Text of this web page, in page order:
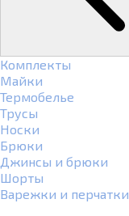
Комплекты
Майки
Термобелье
Трусы
Носки
Брюки
Джинсы и брюки
Шорты
Варежки и перчатки